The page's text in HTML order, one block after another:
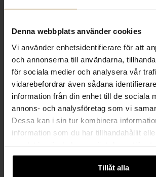
Denna webbplats använder cookies
Vi använder enhetsidentifierare för att
och annonserna till användarna,
för sociala medier och analysera vår
vidarebefordrar även sådana
information från din enhet till de sociala
annons- och analysföretag som vi
Dessa kan i sin tur kombinera
information som du har tillhandahållit
Tillåt alla
SAMLA BONUS I KUNDKLUBBEN
Håll dig uppdaterad
PRENUMERERA PÅ VÅRT
Kvinna Man